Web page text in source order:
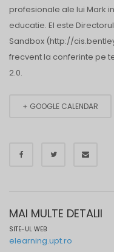
profesionale ale lui Mark
educatie. El este
Sandbox (http://
frecvent la conferinte pe
2.0.
+ GOOGLE CALENDAR
MAI MULTE DETALII
SITE-UL WEB
elearning.upt.ro